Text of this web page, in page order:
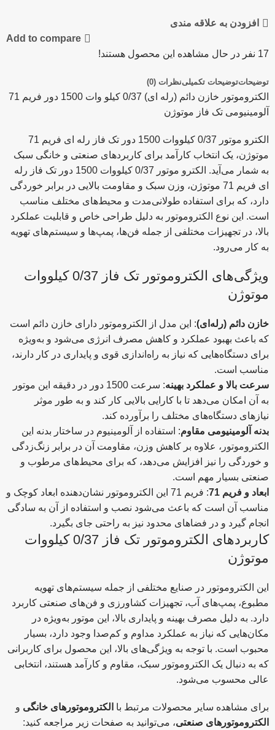
افزودن به علاقه مندی
Add to compare
17 نفر در حال مشاهده این محصول هستند!
توضیحاتتوضیحات تکمیلینظرات (0)
الکتروموتور خازن دائم (رله ای) 0/37 کیلو وات 1500 دور فریم 71
آلومینیومی تک فاز موتوژن
الکترو موتور 0/37 کیلووات 1500 دور تک فاز رله ای فریم 71
موتوژن، یک انتخاب کارآمد برای کاربردهای صنعتی و خانگی سبک
به شمار می‌آید. الکترو موتور 0/37 کیلووات 1500 دور تک فاز رله
ای فریم 71 موتوژن، وزن سبک و مقاومت بالایی در برابر خوردگی
دارد، که برای استفاده طولانی‌مدت و محیط‌های مختلف مناسب
است. این نوع الکتروموتور به دلیل طراحی خاص و قابلیت عملکرد
بالا، در تجهیزات مختلفی از جمله فن‌ها، پمپ‌ها و سیستم‌های تهویه
به کار می‌رود.
ویژگی‌های الکتروموتور تک فاز 0/37 کیلووات
موتوژن
خازن دائم (رله‌ای): این مدل از الکتروموتور دارای خازن دائم است
که باعث بهبود عملکرد و کاهش مصرف انرژی می‌شود و به‌ویژه
برای دستگاه‌هایی که نیاز به راه‌اندازی قوی و پایداری در کار دارند،
مناسب است.
سرعت بالا و عملکرد بهینه
: سرعت 1500 دور در دقیقه این موتور
به آن امکان می‌دهد تا با کارایی بالایی کار کند و به طور موثر
نیازهای دستگاه‌های مختلف را برآورده کند.
بدنه آلومینیومی مقاوم: استفاده از آلومینیوم در ساختار بدنه این
الکتروموتور، علاوه بر کاهش وزن، مقاومت آن در برابر زنگ‌زدگی
و خوردگی را نیز افزایش می‌دهد، که برای محیط‌های مرطوب و
صنعتی بسیار مهم است.
ابعاد و فریم 71
: فریم 71 این الکتروموتور نشان‌دهنده ابعاد کوچک و
مناسب آن است که باعث می‌شود نصب و استفاده از آن به سادگی
انجام گیرد و در فضاهای محدود نیز به راحتی جای بگیرد.
کاربردهای الکتروموتور تک فاز 0/37 کیلووات
موتوژن
این الکتروموتور در صنایع مختلفی از جمله سیستم‌های تهویه
مطبوع، پمپ‌های آب، تجهیزات کشاورزی و فن‌های صنعتی کاربرد
دارد. به دلیل مصرف بهینه و پایداری بالا، این موتور به‌ویژه در
مکان‌هایی که نیاز به عملکرد مداوم و کم‌صدا وجود دارد، بسیار
محبوب است. با توجه به ویژگی‌های بالا، این محصول برای کاربرانی
که به دنبال یک الکتروموتور سبک، مقاوم و کارآمد هستند، انتخابی
عالی محسوب می‌شود.
برای مشاهده سایر محصولات مرتبط با الکتروموتورهای خانگی و
الکتروموتورهای صنعتی، می‌توانید به صفحات زیر مراجعه کنید: